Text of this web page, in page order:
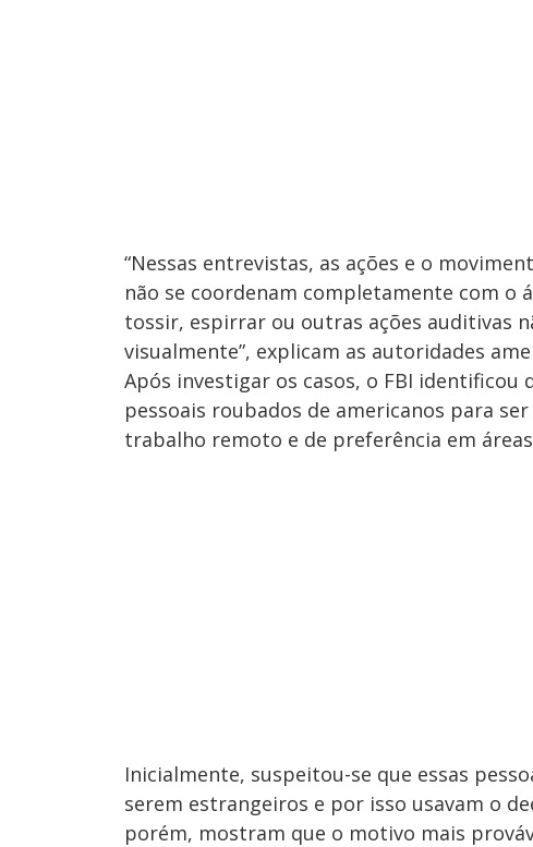
“Nessas entrevistas, as ações e o
não se coordenam completamente com o
tossir, espirrar ou outras ações auditivas
visualmente”, explicam as autoridades
Após investigar os casos, o FBI identificou
pessoais roubados de americanos para
trabalho remoto e de preferência em
Inicialmente, suspeitou-se que essas
serem estrangeiros e por isso usavam o
porém, mostram que o motivo mais